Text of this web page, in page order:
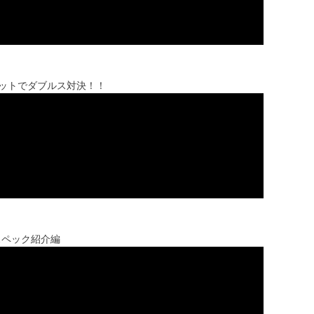
でダブルス対決！！
ック紹介編